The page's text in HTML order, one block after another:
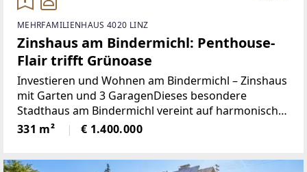
MEHRFAMILIENHAUS 4020 LINZ
Zinshaus am Bindermichl: Penthouse-
Flair trifft Grünoase
Investieren und Wohnen am Bindermichl – Zinshaus
mit Garten und 3 GaragenDieses besondere
Stadthaus am Bindermichl vereint auf harmonische
Weise attraktives Investment mit hochwertigem
Wohnen. Während die 2 Einheiten im Erdgeschoß
331 m² € 1.400.000